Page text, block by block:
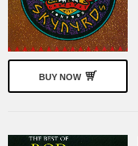
BUY NOW